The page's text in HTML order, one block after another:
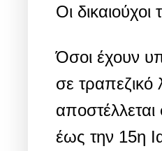
Οι
Όσοι έχουν
σε τραπεζικό
έως την 15η